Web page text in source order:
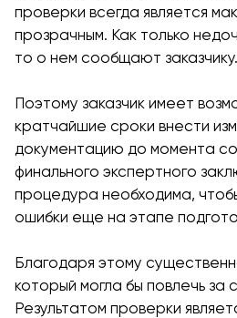
проверки всегда является
прозрачным. Как только
то о нем сообщают заказчику.
Поэтому заказчик имеет
кратчайшие сроки внести
документацию до момента
финального экспертного
процедура необходима,
ошибки еще на этапе
Благодаря этому
который могла бы повлечь за
Результатом проверки